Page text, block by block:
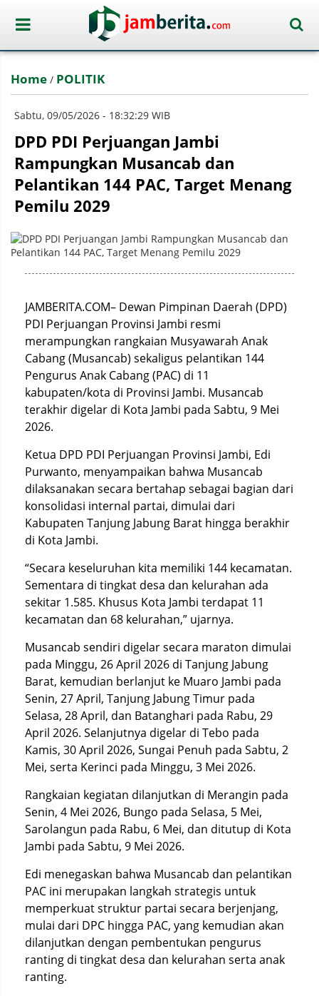
Home / POLITIK
Sabtu, 09/05/2026 - 18:32:29 WIB
DPD PDI Perjuangan Jambi
Rampungkan Musancab dan
Pelantikan 144 PAC, Target Menang
Pemilu 2029
JAMBERITA.COM– Dewan Pimpinan Daerah (DPD)
PDI Perjuangan Provinsi Jambi resmi
merampungkan rangkaian Musyawarah Anak
Cabang (Musancab) sekaligus pelantikan 144
Pengurus Anak Cabang (PAC) di 11
kabupaten/kota di Provinsi Jambi. Musancab
terakhir digelar di Kota Jambi pada Sabtu, 9 Mei
2026.
Ketua DPD PDI Perjuangan Provinsi Jambi, Edi
Purwanto, menyampaikan bahwa Musancab
dilaksanakan secara bertahap sebagai bagian dari
konsolidasi internal partai, dimulai dari
Kabupaten Tanjung Jabung Barat hingga berakhir
di Kota Jambi.
“Secara keseluruhan kita memiliki 144 kecamatan.
Sementara di tingkat desa dan kelurahan ada
sekitar 1.585. Khusus Kota Jambi terdapat 11
kecamatan dan 68 kelurahan,” ujarnya.
Musancab sendiri digelar secara maraton dimulai
pada Minggu, 26 April 2026 di Tanjung Jabung
Barat, kemudian berlanjut ke Muaro Jambi pada
Senin, 27 April, Tanjung Jabung Timur pada
Selasa, 28 April, dan Batanghari pada Rabu, 29
April 2026. Selanjutnya digelar di Tebo pada
Kamis, 30 April 2026, Sungai Penuh pada Sabtu, 2
Mei, serta Kerinci pada Minggu, 3 Mei 2026.
Rangkaian kegiatan dilanjutkan di Merangin pada
Senin, 4 Mei 2026, Bungo pada Selasa, 5 Mei,
Sarolangun pada Rabu, 6 Mei, dan ditutup di Kota
Jambi pada Sabtu, 9 Mei 2026.
Edi menegaskan bahwa Musancab dan pelantikan
PAC ini merupakan langkah strategis untuk
memperkuat struktur partai secara berjenjang,
mulai dari DPC hingga PAC, yang kemudian akan
dilanjutkan dengan pembentukan pengurus
ranting di tingkat desa dan kelurahan serta anak
ranting.